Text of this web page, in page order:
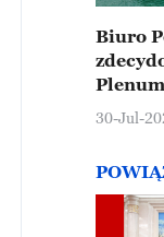
Biuro
30-Jul-